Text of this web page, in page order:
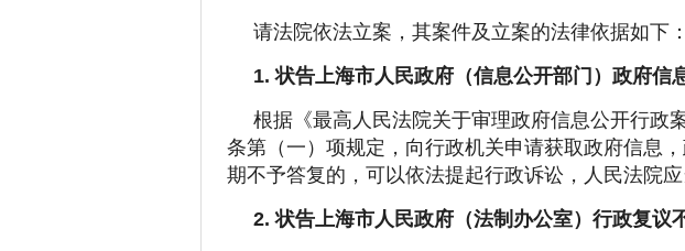
请法院依法立案，其案件及立案的法律依据如下：
1. 状告上海市人民政府（信息公开部门）政府信
根据《最高人民法院关于审理政府信息公开行政
条第（一）项规定，向行政机关申请获取政府信息
期不予答复的，可以依法提起行政诉讼，人民法院应
2. 状告上海市人民政府（法制办公室）行政复议